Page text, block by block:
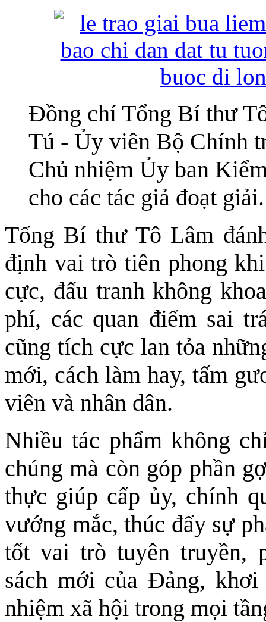
Đồng chí Tổng Bí thư
Tú - Ủy viên Bộ Chính
Chủ nhiệm Ủy ban
cho các tác giả đoạt giải.
Tổng Bí thư Tô Lâm
định vai trò tiên phong
cực, đấu tranh không
phí, các quan điểm sai
cũng tích cực lan tỏa
mới, cách làm hay, tấm
viên và nhân dân.
Nhiều tác phẩm không
chúng mà còn góp phần
thực giúp cấp ủy, chính
vướng mắc, thúc đẩy sự
tốt vai trò tuyên truyền,
sách mới của Đảng,
nhiệm xã hội trong mọi